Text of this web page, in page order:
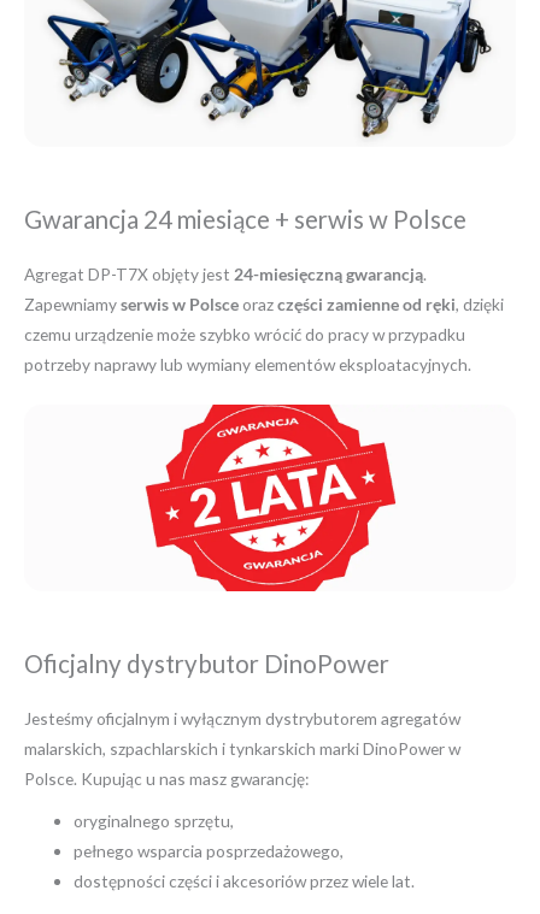
Gwarancja 24 miesiące + serwis w Polsce
Agregat DP-T7X objęty jest 24-miesięczną gwarancją.
Zapewniamyserwis w Polsce orazczęści zamienne od ręki, dzięki
czemu urządzenie może szybko wrócić do pracy w przypadku
potrzeby naprawy lub wymiany elementów eksploatacyjnych.
Oficjalny dystrybutor DinoPower
Jesteśmy oficjalnym i wyłącznym dystrybutorem agregatów
malarskich, szpachlarskich i tynkarskich marki DinoPower w
Polsce. Kupując u nas masz gwarancję:
oryginalnego sprzętu,
pełnego wsparcia posprzedażowego,
dostępności części i akcesoriów przez wiele lat.